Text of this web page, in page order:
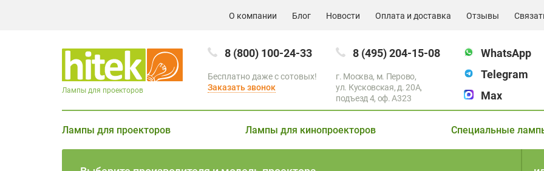
О компании Блог Новости Оплата и доставка Отзывы
8 (800) 100-24-33
Бесплатно даже с сотовых!
Заказать звонок
8 (495) 204-15-08
г. Москва, м. Перово,
ул. Кусковская, д. 20А,
подъезд 4, оф. A323
WhatsApp
Telegram
Max
Лампы для проекторов
Лампы для проекторов Лампы для кинопроекторов Специальные